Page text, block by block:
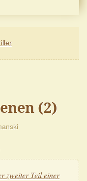
(2)
zweiter Teil einer